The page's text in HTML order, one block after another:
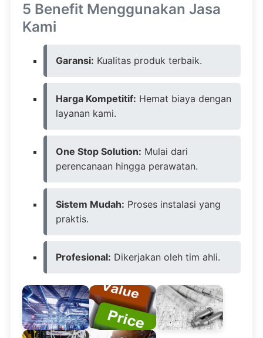
5 Benefit Menggunakan Jasa
Kami
Garansi: Kualitas produk terbaik.
Harga Kompetitif: Hemat biaya dengan
layanan kami.
One Stop Solution: Mulai dari
perencanaan hingga perawatan.
Sistem Mudah: Proses instalasi yang
praktis.
Profesional: Dikerjakan oleh tim ahli.